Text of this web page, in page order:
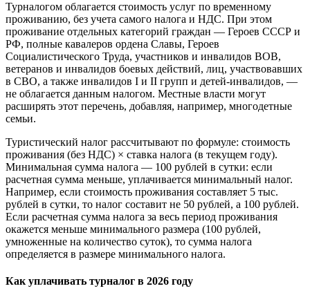
Турналогом облагается стоимость услуг по временному
проживанию, без учета самого налога и НДС. При этом
проживание отдельных категорий граждан — Героев СССР и
РФ, полные кавалеров ордена Славы, Героев
Социалистического Труда, участников и инвалидов ВОВ,
ветеранов и инвалидов боевых действий, лиц, участвовавших
в СВО, а также инвалидов I и II групп и детей-инвалидов, —
не облагается данным налогом. Местные власти могут
расширять этот перечень, добавляя, например, многодетные
семьи.
Туристический налог рассчитывают по формуле: стоимость
проживания (без НДС) × ставка налога (в текущем году).
Минимальная сумма налога — 100 рублей в сутки: если
расчетная сумма меньше, уплачивается минимальный налог.
Например, если стоимость проживания составляет 5 тыс.
рублей в сутки, то налог составит не 50 рублей, а 100 рублей.
Если расчетная сумма налога за весь период проживания
окажется меньше минимального размера (100 рублей,
умноженные на количество суток), то сумма налога
определяется в размере минимального налога.
Как уплачивать турналог в 2026 году